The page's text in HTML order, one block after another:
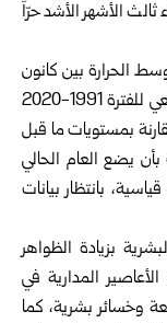
الأشهر الأشد حرّاً
الحرارة بين كانون
الثاني وتشرين الثاني 2025 تجاوز المعدّل المرجعي للفترة 1991-2020
درجة مئوية مقارنة بمستويات ما قبل
وسط توقّعات بأن يضع العام الحالي
درجات قياسية، بانتظار بيانات
بزيادة الظواهر
المدارية في
وخسائر بشرية، كما